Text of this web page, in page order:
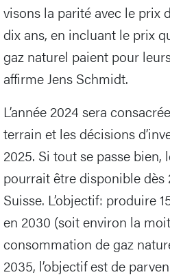
visons la parité avec le prix
dix ans, en incluant le prix
gaz naturel paient pour
affirme Jens Schmidt.
L’année 2024 sera
terrain et les décisions
2025. Si tout se passe bien,
pourrait être disponible dès
Suisse. L’objectif: produire
en 2030 (soit environ la
consommation de gaz
2035, l’objectif est de